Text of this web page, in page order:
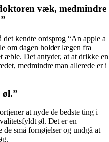
væk, medmindre
kendte ordsprog “An apple a
om dagen holder lægen fra
æble. Det antyder, at at drikke en
medmindre man allerede er i
at nyde de bedste ting i
øl. Det er en
små fornøjelser og undgå at